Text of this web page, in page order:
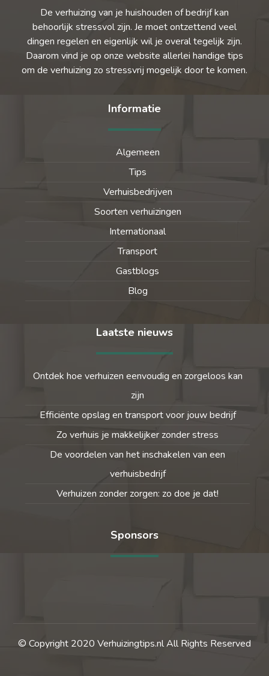
De verhuizing van je huishouden of bedrijf kan
behoorlijk stressvol zijn. Je moet ontzettend veel
dingen regelen en eigenlijk wil je overal tegelijk zijn.
Daarom vind je op onze website allerlei handige tips
om de verhuizing zo stressvrij mogelijk door te komen.
Informatie
Algemeen
Tips
Verhuisbedrijven
Soorten verhuizingen
Internationaal
Transport
Gastblogs
Blog
Laatste nieuws
Ontdek hoe verhuizen eenvoudig en zorgeloos kan
zijn
Efficiënte opslag en transport voor jouw bedrijf
Zo verhuis je makkelijker zonder stress
De voordelen van het inschakelen van een
verhuisbedrijf
Verhuizen zonder zorgen: zo doe je dat!
Sponsors
© Copyright 2020 Verhuizingtips.nl All Rights Reserved